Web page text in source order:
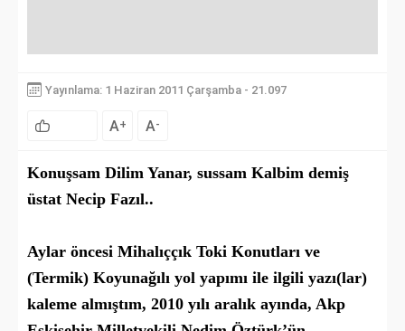
Yayınlama: 1 Haziran 2011 Çarşamba - 21.097
A+ A-
Konuşsam Dilim Yanar, sussam Kalbim demiş
üstat Necip Fazıl..
Aylar öncesi Mihalıççık Toki Konutları ve
(Termik) Koyunağılı yol yapımı ile ilgili yazı(lar)
kaleme almıştım, 2010 yılı aralık ayında, Akp